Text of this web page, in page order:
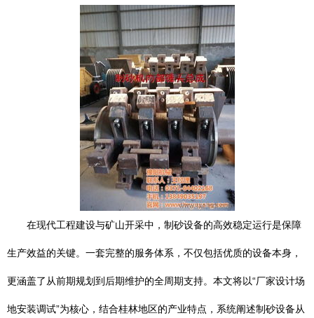
在现代工程建设与矿山开采中，制砂设备的高效稳定运行是保障
生产效益的关键。一套完整的服务体系，不仅包括优质的设备本身，
更涵盖了从前期规划到后期维护的全周期支持。本文将以“厂家设计场
地安装调试”为核心，结合桂林地区的产业特点，系统阐述制砂设备从